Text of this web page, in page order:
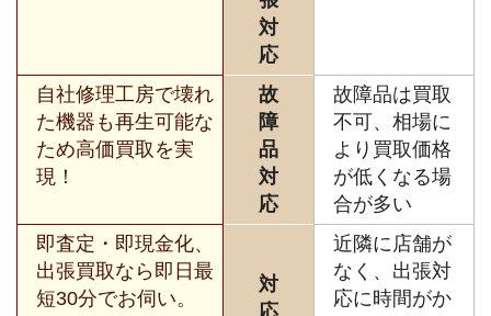
対
応
自社修理工房で壊れ
た機器も再生可能な
ため高価買取を実
現！
故
障
品
対
応
故障品は買取
不可、相場に
より買取価格
が低くなる場
合が多い
即査定・即現金化、
出張買取なら即日最
短30分でお伺い。
対
応
近隣に店舗が
なく、出張対
応に時間がか